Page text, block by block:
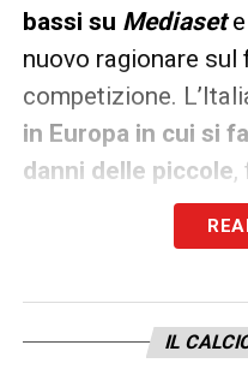
bassi su Mediasete
nuovo ragionare sul
competizione.
in Europa in cui si
danni delle piccole,
sempre in casa.
Change.org, come
utenti ne hanno
IL